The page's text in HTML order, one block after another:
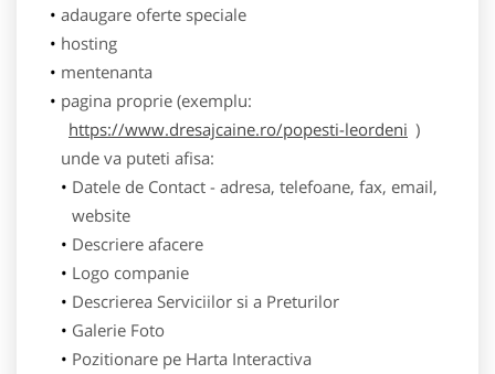
adaugare oferte speciale
hosting
mentenanta
pagina proprie (exemplu:
https://www.dresajcaine.ro/popesti-leordeni )
unde va puteti afisa:
Datele de Contact - adresa, telefoane, fax, email,
website
Descriere afacere
Logo companie
Descrierea Serviciilor si a Preturilor
Galerie Foto
Pozitionare pe Harta Interactiva